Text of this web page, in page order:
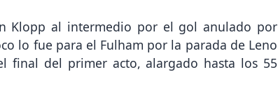
Klopp al intermedio por el gol anulado por
lo fue para el Fulham por la parada de Leno
final del primer acto, alargado hasta los 55